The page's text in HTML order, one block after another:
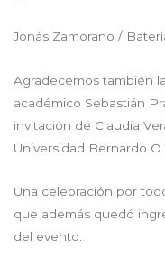
Jonás Zamorano /
Agradecemos también
académico Sebastián
invitación de Claudia
Universidad Bernardo
Una celebración por
que además quedó
del evento.